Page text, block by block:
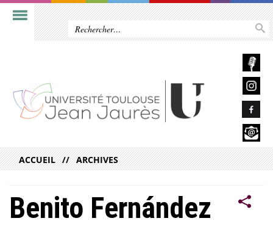
ACCUEIL ARCHIVES
Benito Fernández